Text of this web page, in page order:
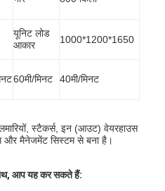
यूनिट लोड
आकार
1000*1200*1650
60मी/मिनट 40मी/मिनट
स्टैकर्स, इन (आउट) वेयरहाउस
और मैनेजमेंट सिस्टम से बना है।
आप यह कर सकते हैं: